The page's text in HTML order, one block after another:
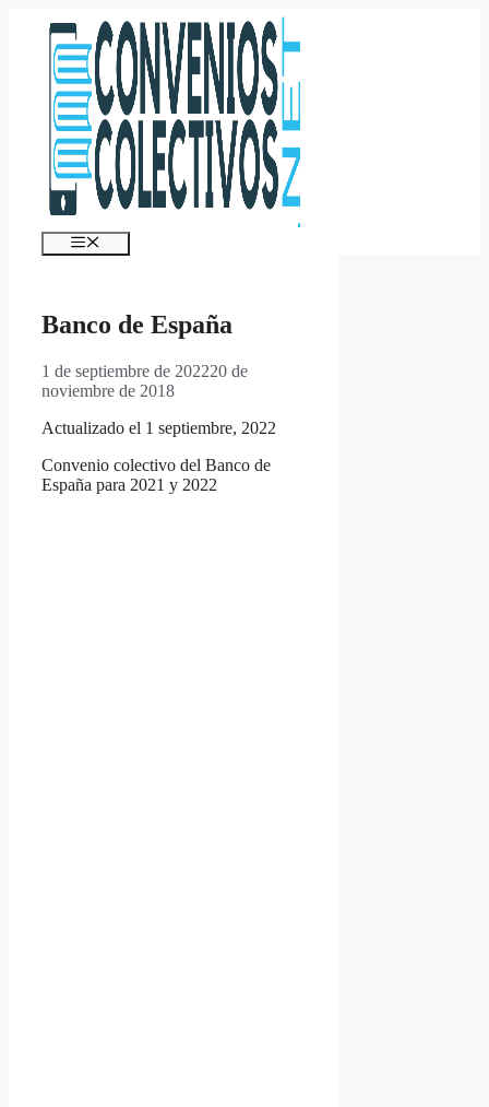
contenido
Menú
Banco de España
1 de septiembre de 202220 de
noviembre de 2018
Actualizado el 1 septiembre, 2022
Convenio colectivo del Banco de
España para 2021 y 2022